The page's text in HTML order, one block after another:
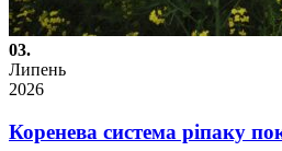
03.
Липень
2026
Коренева система ріпаку